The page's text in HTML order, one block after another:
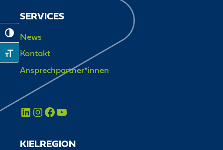
Toggle High Contrast
Toggle Font size
SERVICES
News
Kontakt
Ansprechpartner*innen
KIELREGION